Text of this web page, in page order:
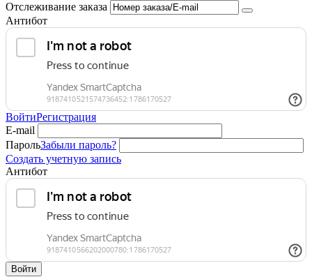
Отслеживание заказа
Антибот
ВойтиРегистрация
E-mail
ПарольЗабыли пароль?
Создать учетную запись
Антибот
Войти